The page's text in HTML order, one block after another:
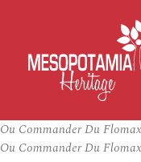
Ou Commander Du
Ou Commander Du